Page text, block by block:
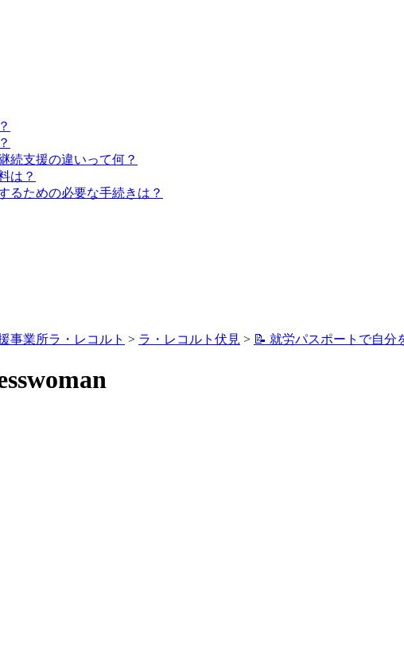
続支援の違いって何？
は？
るための必要な手続きは？
事業所ラ・レコルト > ラ・レコルト伏見 > 📝 就労パスポートで自分